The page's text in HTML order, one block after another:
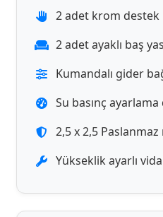
2 adet krom destek
2 adet ayaklı baş
Kumandalı gider
Su basınç
2,5 x 2,5
Yükseklik ayarlı